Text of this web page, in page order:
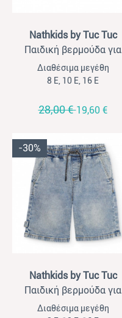
Nathkids by Tuc Tuc
Παιδική βερμούδα για
αγόρια Nathkids μπλε
Διαθέσιμα μεγέθη
8 Ε, 10 Ε, 16 Ε
28,00 €19,60 €
-30%
Nathkids by Tuc Tuc
Παιδική βερμούδα για
αγόρια Nathkids τζιν
Διαθέσιμα μεγέθη